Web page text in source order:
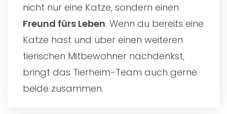
nicht nur eine Katze, sondern einen
Freund fürs Leben. Wenn du bereits eine
Katze hast und über einen weiteren
tierischen Mitbewohner nachdenkst,
bringt das Tierheim-Team auch gerne
beide zusammen.